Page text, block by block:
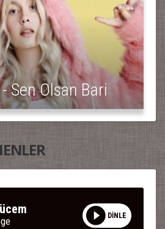
Sen Olsan Bari
DİNLE